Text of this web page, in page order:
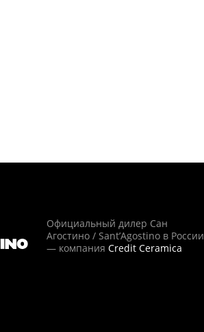
Официальный дилер Сан
Агостино / Sant’Agostino в России
— компания Credit Ceramica